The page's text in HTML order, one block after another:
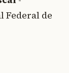
Federal de